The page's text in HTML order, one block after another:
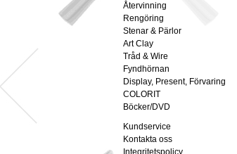
Återvinning
Rengöring
Stenar & Pärlor
Art Clay
Tråd & Wire
Fyndhörnan
Display, Present, Förvaring
COLORIT
Böcker/DVD
Kundservice
Kontakta oss
Integritetspolicy